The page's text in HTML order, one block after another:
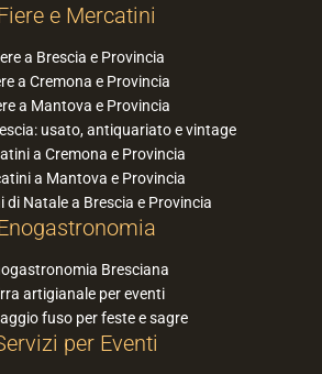
e Mercatini
a Brescia e Provincia
a Cremona e Provincia
a Mantova e Provincia
usato, antiquariato e vintage
a Cremona e Provincia
a Mantova e Provincia
di Natale a Brescia e Provincia
Bresciana
artigianale per eventi
fuso per feste e sagre
per Eventi